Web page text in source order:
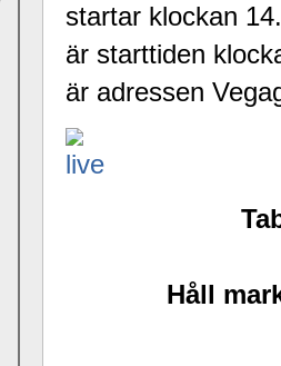
startar klockan
är starttiden
är adressen
Håll